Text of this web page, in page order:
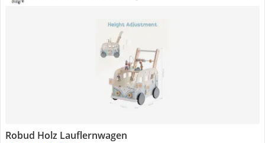
Robud Holz Lauflernwagen